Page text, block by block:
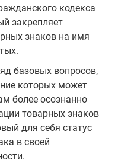
кодекса
закрепляет
знаков на имя
базовых вопросов,
которых может
более осознанно
товарных знаков
для себя статус
в своей